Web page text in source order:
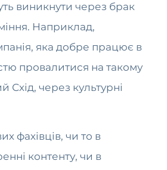
виникнути через брак
Наприклад,
яка добре працює в
провалитися на такому
Схід, через культурні
фахівців, чи то в
контенту, чи в